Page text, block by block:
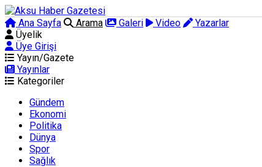
Ana Sayfa Arama Galeri Video
Yazarlar
Üyelik
Üye Girişi
Yayın/Gazete
Yayınlar
Kategoriler
Gündem
Ekonomi
Politika
Dünya
Spor
Sağlık